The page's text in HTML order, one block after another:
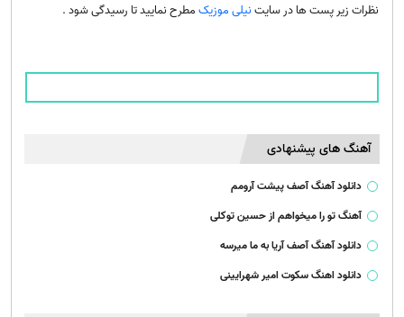
نظرات زیر پست ها در سایتنیلی موزیکمطرح نمایید تا رسیدگی شود .
آهنگ های پیشنهادی
دانلود آهنگ آصف پیشت آرومم
آهنگ تو را میخواهم از حسین توکلی
دانلود آهنگ آصف آریا به ما میرسه
دانلود اهنگ سکوت امیر شهرایینی